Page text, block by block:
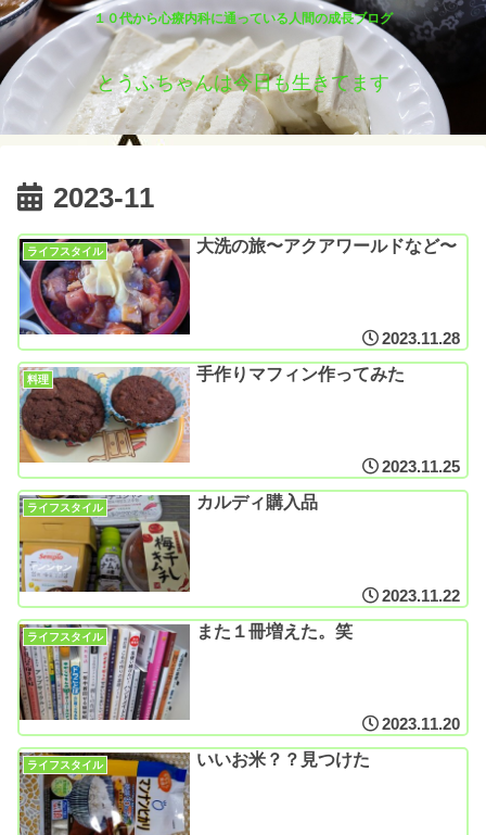
１０代から心療内科に通っている人間の成長ブログ
とうふちゃんは今日も生きてます
2023-11
ライフスタイル 大洗の旅〜アクアワールドなど〜
2023.11.28
料理 手作りマフィン作ってみた
2023.11.25
ライフスタイル カルディ購入品
2023.11.22
ライフスタイル また１冊増えた。笑
2023.11.20
ライフスタイル いいお米？？見つけた